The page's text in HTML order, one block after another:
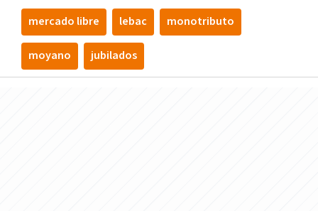
mercado libre lebac monotributo
moyano jubilados